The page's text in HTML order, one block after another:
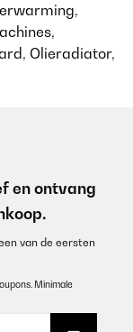
,
,
, Olieradiator,
en ontvang
van de eersten
Minimale